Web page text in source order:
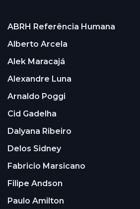
ABRH Referência Humana
Alberto Arcela
Alek Maracajá
Alexandre Luna
Arnaldo Poggi
Cid Gadelha
Dalyana Ribeiro
Delos Sidney
Fabricio Marsicano
Filipe Andson
Paulo Amilton